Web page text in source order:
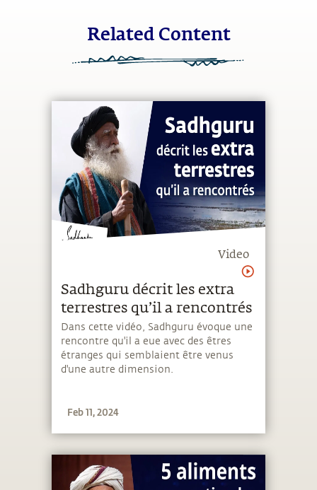
Related Content
Video
Sadhguru décrit les extra
terrestres qu’il a rencontrés
Dans cette vidéo, Sadhguru évoque une
rencontre qu'il a eue avec des êtres
étranges qui semblaient être venus
d'une autre dimension.
Feb 11, 2024